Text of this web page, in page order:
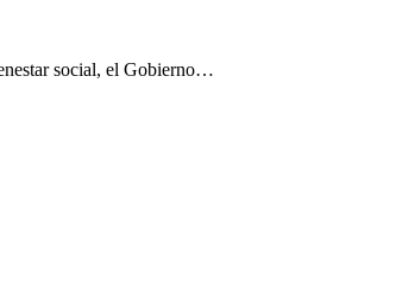
social, el Gobierno…